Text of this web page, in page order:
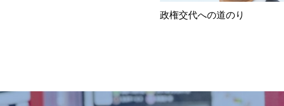
政権交代への道のり